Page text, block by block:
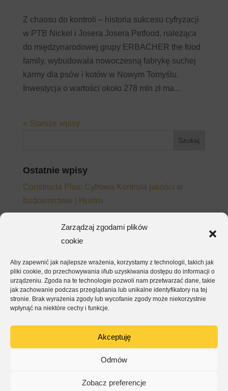
Zarządzaj zgodami plików
cookie
Aby zapewnić jak najlepsze wrażenia, korzystamy z technologii, takich jak
pliki cookie, do przechowywania i/lub uzyskiwania dostępu do informacji o
urządzeniu. Zgoda na te technologie pozwoli nam przetwarzać dane, takie
jak zachowanie podczas przeglądania lub unikalne identyfikatory na tej
stronie. Brak wyrażenia zgody lub wycofanie zgody może niekorzystnie
wpłynąć na niektóre cechy i funkcje.
Akceptuję
Odmów
Zobacz preferencje
Z chaosu do kontroli – historia sukcesu cyfryzacji
w PTB Nickel i Josera Josera Petfood, należąca
do międzynarodowej grupy ERBACHER the food
family, wybudowała nowoczesną fabrykę suchej
karmy dla psów i kotów w Nowym Tomyślu.
Inwestycja o wartości około 278 mln zł ma...
« Starsze wpisy
Ostatnie wpisy
Constructa Plus: Cyfrowa Kontrola jakości w
budownictwie | Hustro
wracają do e-maila mimo wdrożonego systemu
będą działać – nie tylko na papierze
EKSA – kontrola jakości i raporty dla inwestora w
jednej aplikacji
ArmetBis – kompletacja, montaż i odbiór w jednej
aplikacji